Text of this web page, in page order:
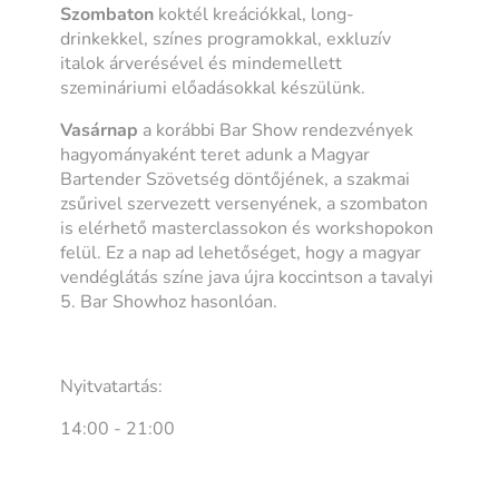
Szombaton koktél kreációkkal, long-
drinkekkel, színes programokkal, exkluzív
italok árverésével és mindemellett
szemináriumi előadásokkal készülünk.
Vasárnap a korábbi Bar Show rendezvények
hagyományaként teret adunk a Magyar
Bartender Szövetség döntőjének, a szakmai
zsűrivel szervezett versenyének, a szombaton
is elérhető masterclassokon és workshopokon
felül. Ez a nap ad lehetőséget, hogy a magyar
vendéglátás színe java újra koccintson a tavalyi
5. Bar Showhoz hasonlóan.
Nyitvatartás:
14:00 - 21:00